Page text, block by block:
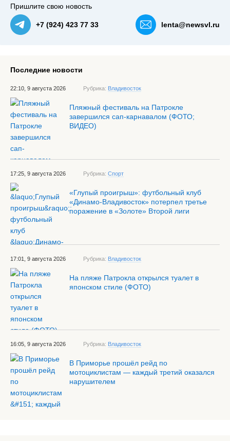
Пришлите свою новость
+7 (924) 423 77 33 lenta@newsvl.ru
Последние новости
22:10, 9 августа 2026 Рубрика: Владивосток
Пляжный фестиваль на Патрокле
завершился сап-карнавалом (ФОТО;
ВИДЕО)
17:25, 9 августа 2026 Рубрика: Спорт
«Глупый проигрыш»: футбольный клуб
«Динамо-Владивосток» потерпел третье
поражение в «Золоте» Второй лиги
17:01, 9 августа 2026 Рубрика: Владивосток
На пляже Патрокла открылся туалет в
японском стиле (ФОТО)
16:05, 9 августа 2026 Рубрика: Владивосток
В Приморье прошёл рейд по
мотоциклистам — каждый третий оказался
нарушителем